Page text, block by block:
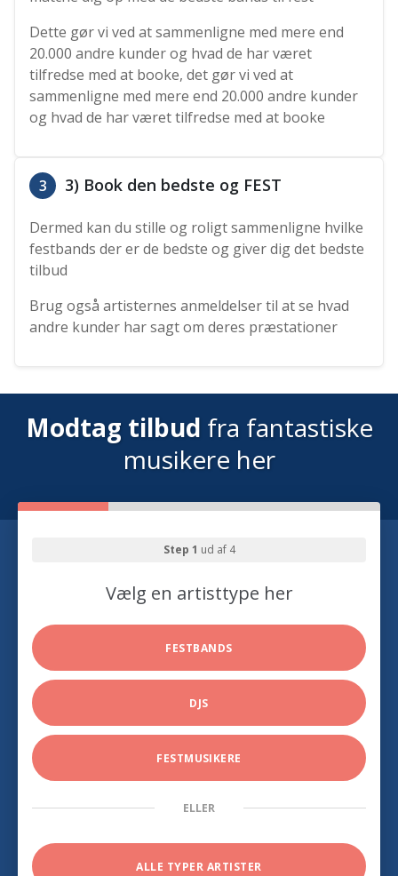
Dette gør vi ved at sammenligne med mere end
20.000 andre kunder og hvad de har været
tilfredse med at booke, det gør vi ved at
sammenligne med mere end 20.000 andre kunder
og hvad de har været tilfredse med at booke
3 3) Book den bedste og FEST
Dermed kan du stille og roligt sammenligne hvilke
festbands der er de bedste og giver dig det bedste
tilbud
Brug også artisternes anmeldelser til at se hvad
andre kunder har sagt om deres præstationer
Modtag tilbud fra fantastiske
musikere her
Step 1 ud af 4
Vælg en artisttype her
FESTBANDS
DJS
FESTMUSIKERE
ELLER
ALLE TYPER ARTISTER